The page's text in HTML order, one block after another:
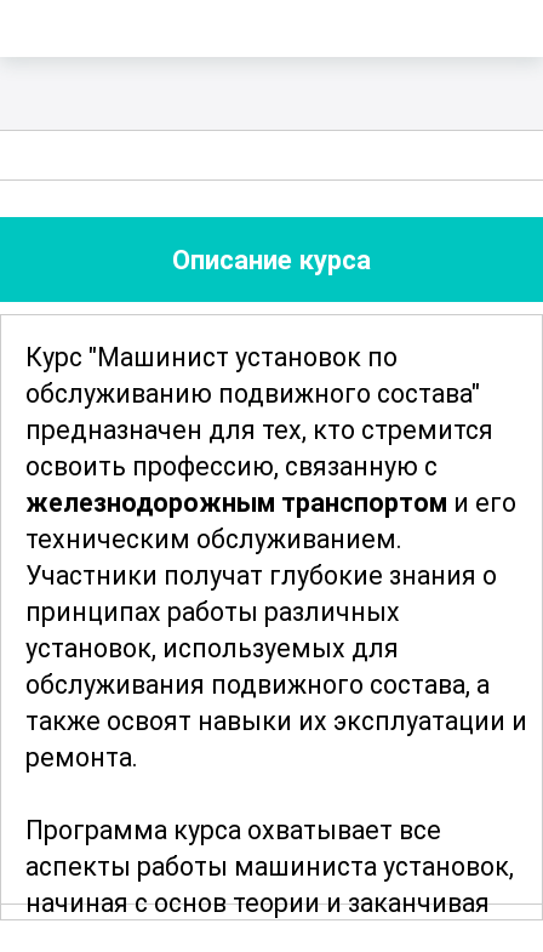
Описание курса
Курс "Машинист установок по
обслуживанию подвижного состава"
предназначен для тех, кто стремится
освоить профессию, связанную с
железнодорожным транспортом и его
техническим обслуживанием.
Участники получат глубокие знания о
принципах работы различных
установок, используемых для
обслуживания подвижного состава, а
также освоят навыки их эксплуатации и
ремонта.
Программа курса охватывает все
аспекты работы машиниста установок,
начиная с основ теории и заканчивая